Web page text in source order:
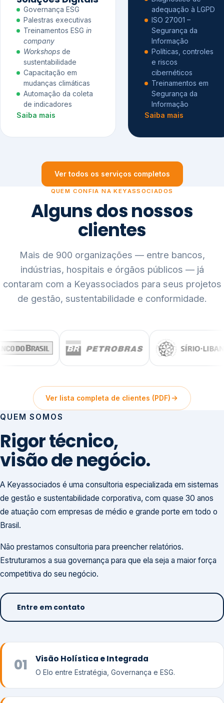
Governança ESG
Palestras executivas
Treinamentos ESG in
company
Workshops de
sustentabilidade
Capacitação em
mudanças climáticas
Automação da coleta
de indicadores
Saiba mais
adequação à LGPD
ISO 27001 –
Segurança da
Informação
Políticas, controles
e riscos
cibernéticos
Treinamentos em
Segurança da
Informação
Saiba mais
Ver todos os serviços completos
QUEM CONFIA NA KEYASSOCIADOS
Alguns dos nossos
clientes
Mais de 900 organizações — entre bancos,
indústrias, hospitais e órgãos públicos — já
contaram com a Keyassociados para seus projetos
de gestão, sustentabilidade e conformidade.
Ver lista completa de clientes (PDF)
QUEM SOMOS
Rigor técnico,
visão de negócio.
A Keyassociados é uma consultoria especializada em sistemas
de gestão e sustentabilidade corporativa, com quase 30 anos
de atuação com empresas de médio e grande porte em todo o
Brasil.
Não prestamos consultoria para preencher relatórios.
Estruturamos a sua governança para que ela seja a maior força
competitiva do seu negócio.
Entre em contato
01 Visão Holística e Integrada
O Elo entre Estratégia, Governança e ESG.